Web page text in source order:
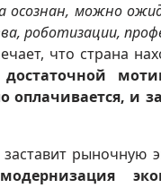
осознан, можно
роботизации,
что страна
достаточной
и
рыночную